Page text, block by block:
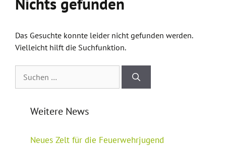
Das Gesuchte konnte leider nicht gefunden werden.
Vielleicht hilft die Suchfunktion.
nach:
Weitere News
Neues Zelt für die Feuerwehrjugend